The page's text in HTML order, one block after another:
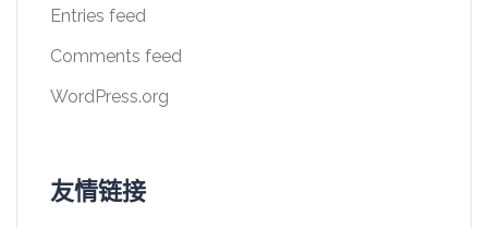
Entries feed
Comments feed
WordPress.org
友情链接